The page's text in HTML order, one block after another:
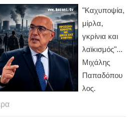
"Kαχυποψία,
μίρλα,
γκρίνια και
λαϊκισμός"...
Μιχάλης
Παπαδόπου
λος.